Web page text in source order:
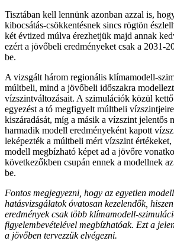
Tisztában kell lennünk azonban azzal is,
kibocsátás-csökkentésnek sincs rögtön
két évtized múlva érezhetjük majd annak
ezért a jövőbeli eredményeket csak a 2031-
be.
A vizsgált három regionális klímamodell-
múltbeli, mind a jövőbeli időszakra
vízszintváltozásait. A szimulációk közül
egyezést a tó megfigyelt múltbeli
kiszáradását, míg a másik a vízszint jelentős
harmadik modell eredményeként kapott
leképezték a múltbeli mért vízszint értékeket,
modell megbízható képet ad a jövőre
következőkben csupán ennek a modellnek
be.
Fontos megjegyezni, hogy az egyetlen
hatásvizsgálatok óvatosan kezelendők,
eredmények csak több klímamodell-
figyelembevételével megbízhatóak. Ezt a
a jövőben tervezzük elvégezni.